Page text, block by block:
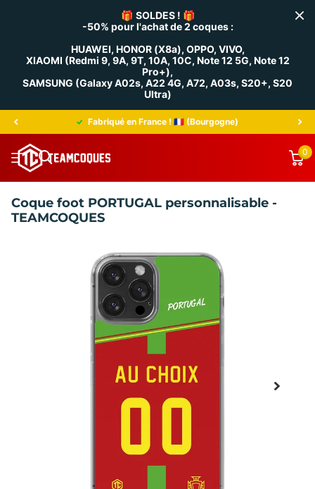
🎁 SOLDES ! 🎁
-50% pour l'achat de 2 coques :
HUAWEI, HONOR (X8a), OPPO, VIVO,
XIAOMI (Redmi 9, 9A, 9T, 10A, 10C, Note 12 5G, Note 12
Pro+),
SAMSUNG (Galaxy A02s, A22 4G, A72, A03s, S20+, S20
Ultra)
Fabriqué en France ! 🇫🇷 (Bourgogne)
0
Coque foot PORTUGAL personnalisable -
TEAMCOQUES